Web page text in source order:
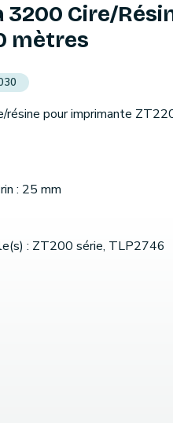
3200 Cire/
mètres
résine pour imprimante
: 25 mm
: ZT200 série, TLP2746